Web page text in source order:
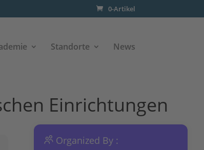
0-Artikel
Standorte News
Einrichtungen
Organized By :